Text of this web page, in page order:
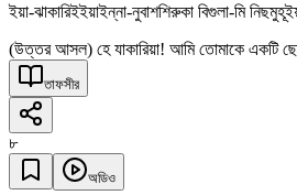
ইয়া-ঝাকারিইইয়াইন্না-নুবাশশিরুকা বিগুলা-মি
(উত্তর আসল) হে যাকারিয়া! আমি তোমাকে একটি
তাফসীর
৮
অডিও